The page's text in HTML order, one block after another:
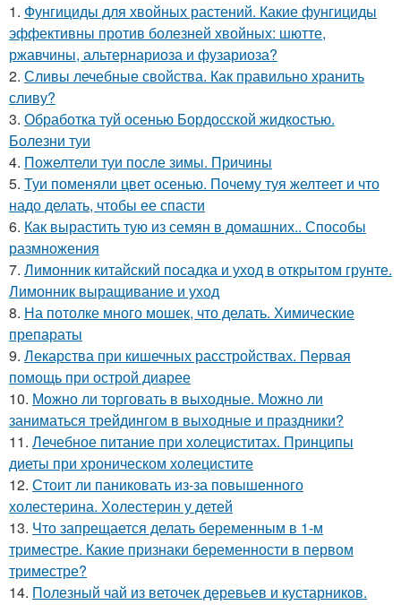
1. Фунгициды для хвойных растений. Какие фунгициды
эффективны против болезней хвойных: шютте,
ржавчины, альтернариоза и фузариоза?
2. Сливы лечебные свойства. Как правильно хранить
сливу?
3. Обработка туй осенью Бордосской жидкостью.
Болезни туи
4. Пожелтели туи после зимы. Причины
5. Туи поменяли цвет осенью. Почему туя желтеет и что
надо делать, чтобы ее спасти
6. Как вырастить тую из семян в домашних.. Способы
размножения
7. Лимонник китайский посадка и уход в открытом грунте.
Лимонник выращивание и уход
8. На потолке много мошек, что делать. Химические
препараты
9. Лекарства при кишечных расстройствах. Первая
помощь при острой диарее
10. Можно ли торговать в выходные. Можно ли
заниматься трейдингом в выходные и праздники?
11. Лечебное питание при холециститах. Принципы
диеты при хроническом холецистите
12. Стоит ли паниковать из-за повышенного
холестерина. Холестерин у детей
13. Что запрещается делать беременным в 1-м
триместре. Какие признаки беременности в первом
триместре?
14. Полезный чай из веточек деревьев и кустарников.